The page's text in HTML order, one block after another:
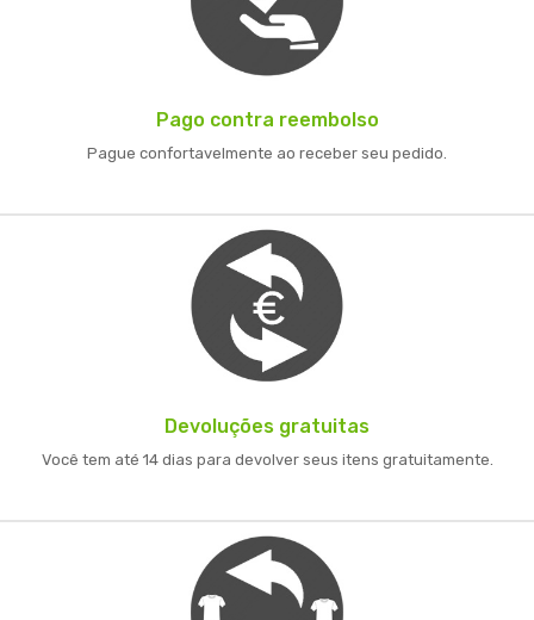
Pago contra reembolso
Pague confortavelmente ao receber seu pedido.
Devoluções gratuitas
Você tem até 14 dias para devolver seus itens gratuitamente.